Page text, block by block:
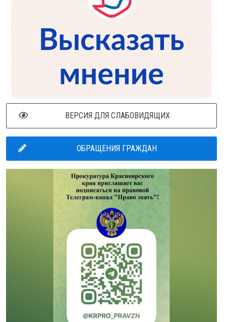
ВЕРСИЯ ДЛЯ СЛАБОВИДЯЩИХ
ОБРАЩЕНИЯ ГРАЖДАН